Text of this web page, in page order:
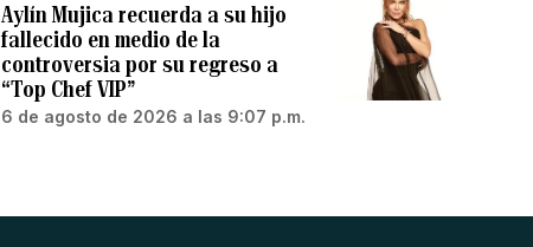
Aylín Mujica recuerda a su hijo
fallecido en medio de la
controversia por su regreso a
“Top Chef VIP”
6 de agosto de 2026 a las 9:07 p.m.